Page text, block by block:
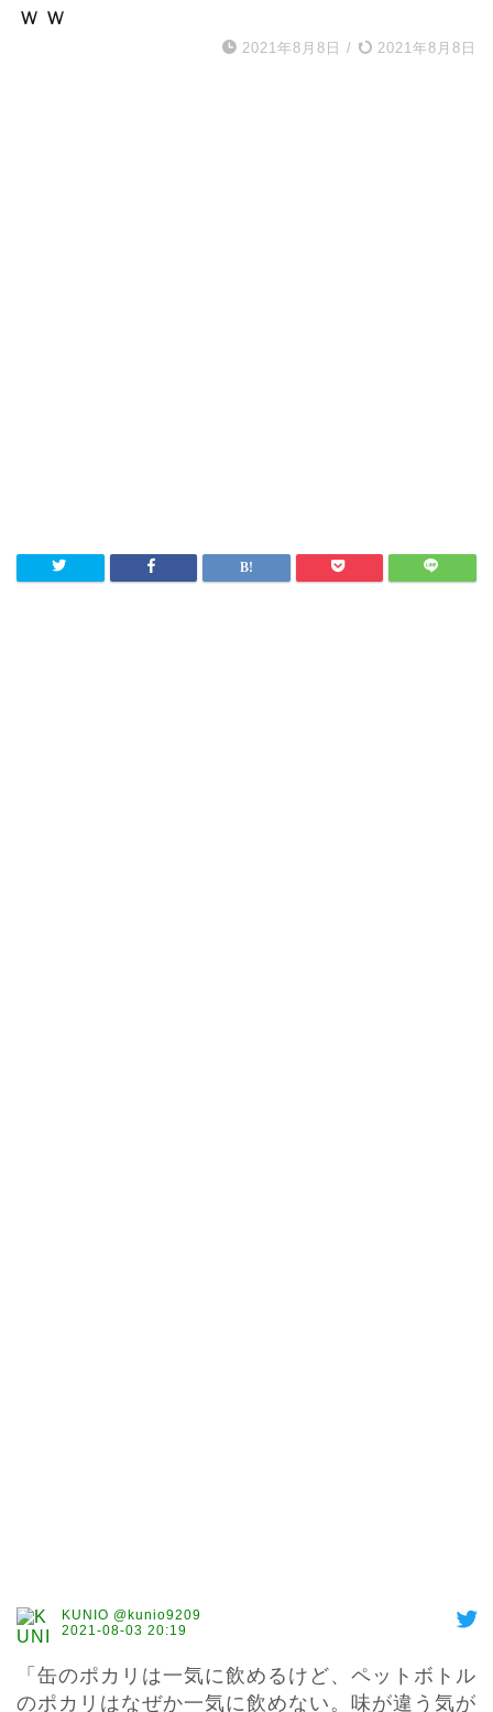
ｗｗ
2021年8月8日 / 2021年8月8日
KUNIO @kunio9209
2021-08-03 20:19
「缶のポカリは一気に飲めるけど、ペットボトル
のポカリはなぜか一気に飲めない。味が違う気が